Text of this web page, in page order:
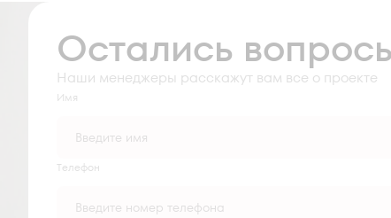
Остались
Наши менеджеры расскажут вам все о проекте
Имя
Tелефон